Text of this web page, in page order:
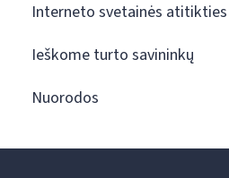
Interneto svetainės atitikties
Ieškome turto savininkų
Nuorodos